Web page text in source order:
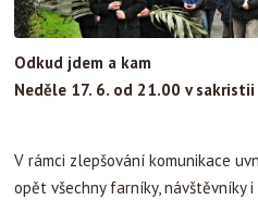
Odkud jdem a kam
Neděle 17. 6. od 21.00 v sakristii
V rámci zlepšování komunikace
opět všechny farníky, návštěvníky